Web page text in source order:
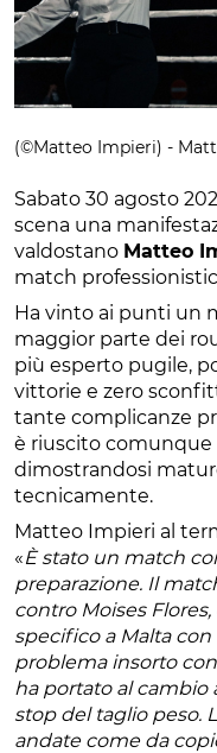
(©Matteo Impieri) -
Sabato 30 agosto
scena una
valdostano Matteo
match
Ha vinto ai punti un
maggior parte dei
più esperto pugile,
vittorie e zero
tante complicanze
è riuscito comunque
dimostrandosi
tecnicamente.
Matteo Impieri al
«È stato un match
preparazione. Il
contro Moises
specifico a Malta
problema insorto
ha portato al cambio
stop del taglio peso.
andate come da